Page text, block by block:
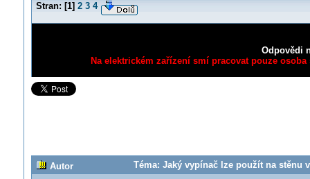
Stran: [1] 2 3 4
Odpovědi
Na elektrickém zařízení smí pracovat pouze
Autor
Téma: Jaký vypínač lze použít na stěnu